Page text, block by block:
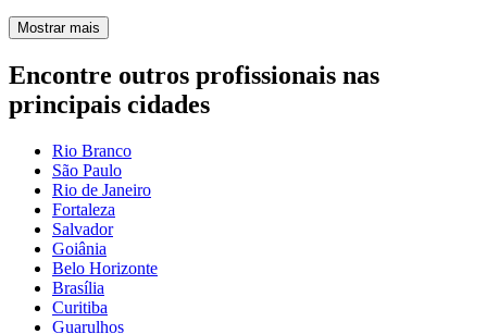
Mostrar mais
Encontre outros profissionais nas
principais cidades
Rio Branco
São Paulo
Rio de Janeiro
Fortaleza
Salvador
Goiânia
Belo Horizonte
Brasília
Curitiba
Guarulhos